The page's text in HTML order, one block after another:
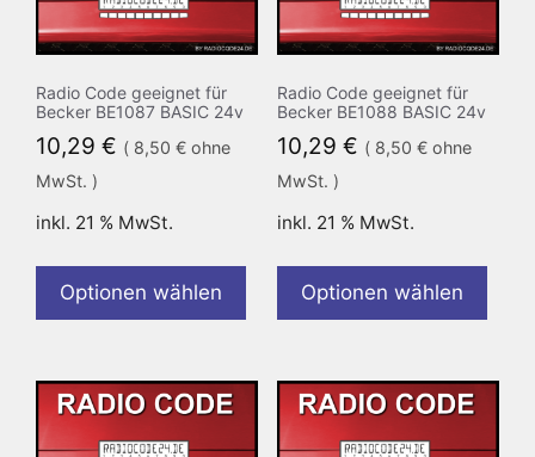
Radio Code geeignet für
Becker BE1087 BASIC 24v
10,29 € ( 8,50 € ohne
MwSt. )
inkl. 21 % MwSt.
Optionen wählen
Radio Code geeignet für
Becker BE1088 BASIC 24v
10,29 € ( 8,50 €ohne
MwSt. )
inkl. 21 % MwSt.
Optionen wählen